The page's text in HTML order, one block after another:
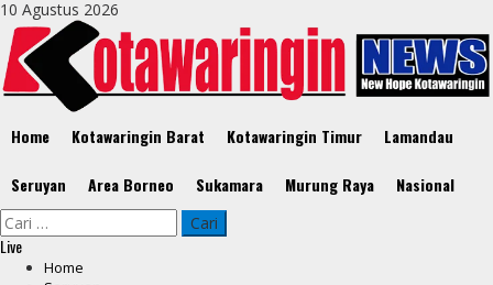
Skip
to
content
10 Agustus 2026
Menu
Home Kotawaringin Barat Kotawaringin Timur Lamandau
Seruyan Area Borneo Sukamara Murung Raya Nasional
Cari
untuk:
Live
Home